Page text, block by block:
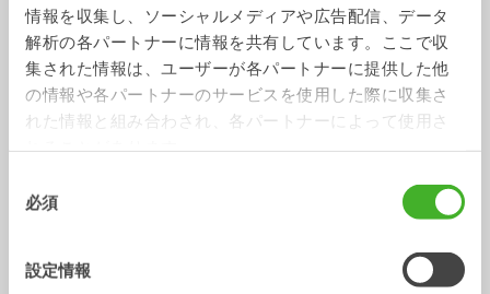
情報を収集し、ソーシャルメディアや広告配信、データ
解析の各パートナーに情報を共有しています。ここで収
集された情報は、ユーザーが各パートナーに提供した他
の情報や各パートナーのサービスを使用した際に収集さ
れた情報と組み合わされ、各パートナーによって使用さ
必須
設定情報
延長リアブレードにより、ワークツールを交換することな
く材料の運搬および敷き均しが可能です。GPSポール取付
ポイントにより、より高度で正確な整地作業が可能になり
ます。
グレーディングビーム